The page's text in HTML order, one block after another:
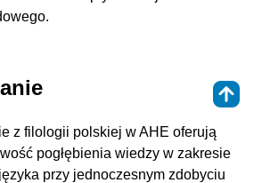
z filologii polskiej w AHE oferują
pogłębienia wiedzy w zakresie
przy jednoczesnym zdobyciu